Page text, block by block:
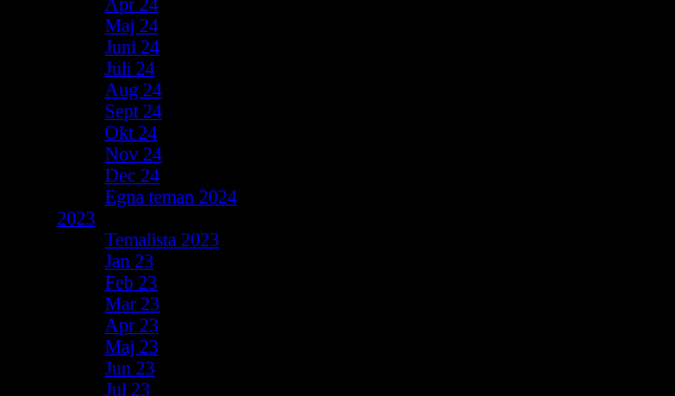
Maj 24
Juni 24
Juli 24
Aug 24
Sept 24
Okt 24
Nov 24
Dec 24
Egna teman 2024
2023
Temalista 2023
Jan 23
Feb 23
Mar 23
Apr 23
Maj 23
Jun 23
Jul 23